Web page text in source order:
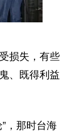
损失，有些
、既得利益
，那时台海